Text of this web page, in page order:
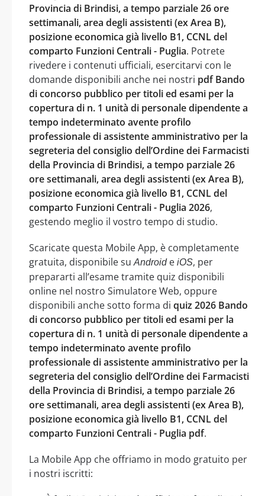
Provincia di Brindisi, a tempo parziale 26 ore
settimanali, area degli assistenti (ex Area B),
posizione economica già livello B1, CCNL del
comparto Funzioni Centrali - Puglia. Potrete
rivedere i contenuti ufficiali, esercitarvi con le
domande disponibili anche nei nostri pdf Bando
di concorso pubblico per titoli ed esami per la
copertura di n. 1 unità di personale dipendente a
tempo indeterminato avente profilo
professionale di assistente amministrativo per la
segreteria del consiglio dell’Ordine dei Farmacisti
della Provincia di Brindisi, a tempo parziale 26
ore settimanali, area degli assistenti (ex Area B),
posizione economica già livello B1, CCNL del
comparto Funzioni Centrali - Puglia 2026,
gestendo meglio il vostro tempo di studio.
Scaricate questa Mobile App, è completamente
gratuita, disponibile suAndroide iOS, per
prepararti all’esame tramite quiz disponibili
online nel nostro Simulatore Web, oppure
disponibili anche sotto forma di quiz 2026 Bando
di concorso pubblico per titoli ed esami per la
copertura di n. 1 unità di personale dipendente a
tempo indeterminato avente profilo
professionale di assistente amministrativo per la
segreteria del consiglio dell’Ordine dei Farmacisti
della Provincia di Brindisi, a tempo parziale 26
ore settimanali, area degli assistenti (ex Area B),
posizione economica già livello B1, CCNL del
comparto Funzioni Centrali - Puglia pdf.
La Mobile App che offriamo in modo gratuito per
i nostri iscritti: